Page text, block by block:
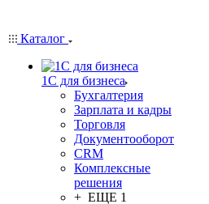
Каталог
1С для бизнеса
Бухгалтерия
Зарплата и кадры
Торговля
Документооборот
CRM
Комплексные
решения
+ ЕЩЕ 1